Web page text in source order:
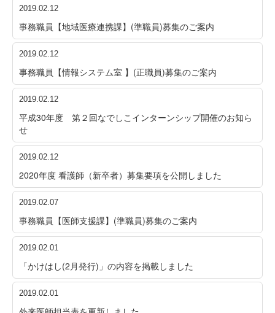
2019.02.12
事務職員【地域医療連携課】(準職員)募集のご案内
2019.02.12
事務職員【情報システム室 】(正職員)募集のご案内
2019.02.12
平成30年度 第２回なでしこインターンシップ開催のお知ら
せ
2019.02.12
2020年度 看護師（新卒者）募集要項を公開しました
2019.02.07
事務職員【医師支援課】(準職員)募集のご案内
2019.02.01
「かけはし(2月発行)」の内容を掲載しました
2019.02.01